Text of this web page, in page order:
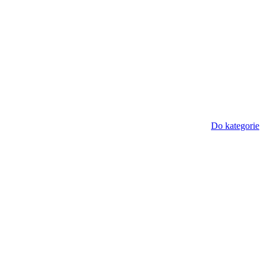
Do kategorie